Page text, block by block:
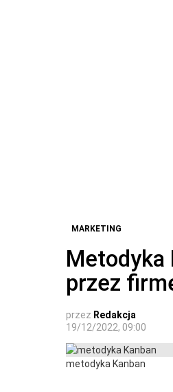
MARKETING
Metodyka
przez
przez Redakcja
19/12/2022, 09:00
metodyka Kanban